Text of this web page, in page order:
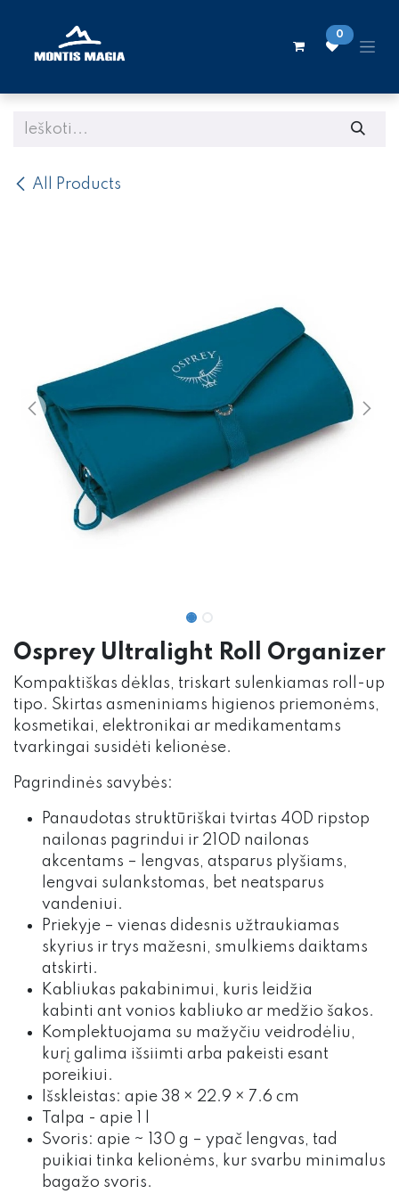
0
All Products
Osprey Ultralight Roll Organizer
Kompaktiškas dėklas, triskart sulenkiamas roll-up
tipo. Skirtas asmeniniams higienos priemonėms,
kosmetikai, elektronikai ar medikamentams
tvarkingai susidėti kelionėse.
Pagrindinės savybės:
Panaudotas struktūriškai tvirtas 40D ripstop
nailonas pagrindui ir 210D nailonas
akcentams – lengvas, atsparus plyšiams,
lengvai sulankstomas, bet neatsparus
vandeniui.
Priekyje – vienas didesnis užtraukiamas
skyrius ir trys mažesni, smulkiems daiktams
atskirti.
Kabliukas pakabinimui, kuris leidžia
kabinti ant vonios kabliuko ar medžio šakos.
Komplektuojama su mažyčiu veidrodėliu,
kurį galima išsiimti arba pakeisti esant
poreikiui.
Išskleistas: apie 38 × 22.9 × 7.6 cm
Talpa - apie 1 l
Svoris: apie ~ 130 g – ypač lengvas, tad
puikiai tinka kelionėms, kur svarbu minimalus
bagažo svoris.